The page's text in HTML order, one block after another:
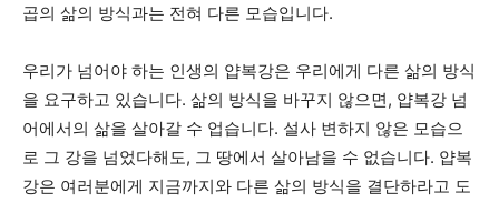
곱의 삶의 방식과는 전혀 다른 모습입니다.
우리가 넘어야 하는 인생의 얍복강은 우리에게 다른 삶의 방식
을 요구하고 있습니다. 삶의 방식을 바꾸지 않으면, 얍복강 넘
어에서의 삶을 살아갈 수 업습니다. 설사 변하지 않은 모습으
로 그 강을 넘었다해도, 그 땅에서 살아남을 수 없습니다. 얍복
강은 여러분에게 지금까지와 다른 삶의 방식을 결단하라고 도